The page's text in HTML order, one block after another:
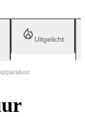
Uitgelicht